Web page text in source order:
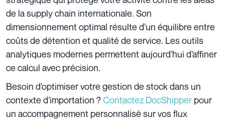
de la supply chain internationale. Son
dimensionnement optimal résulte d’un équilibre entre
coûts de détention et qualité de service. Les outils
analytiques modernes permettent aujourd’hui d’affiner
ce calcul avec précision.
Besoin d’optimiser votre gestion de stock dans un
contexte d’importation ?Contactez DocShipper pour
un accompagnement personnalisé sur vos flux